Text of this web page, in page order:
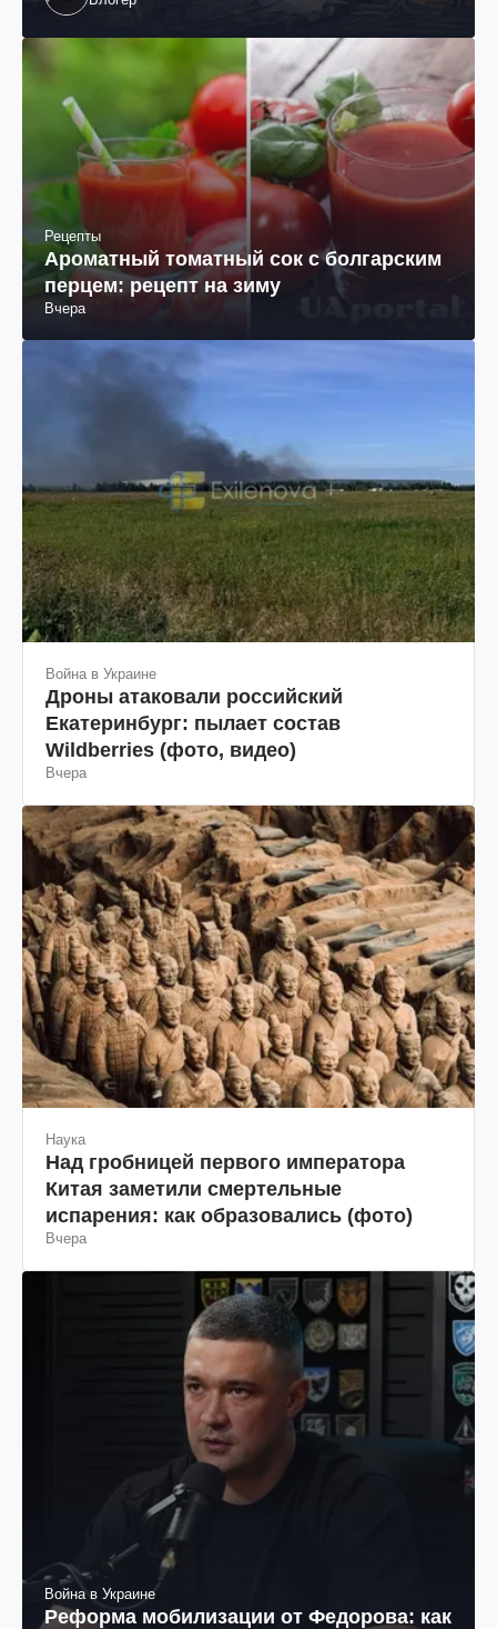
Рецепты
Ароматный томатный сок с болгарским
перцем: рецепт на зиму
Вчера
Война в Украине
Дроны атаковали российский
Екатеринбург: пылает состав
Wildberries (фото, видео)
Вчера
Наука
Над гробницей первого императора
Китая заметили смертельные
испарения: как образовались (фото)
Вчера
Война в Украине
Реформа мобилизации от Федорова: как